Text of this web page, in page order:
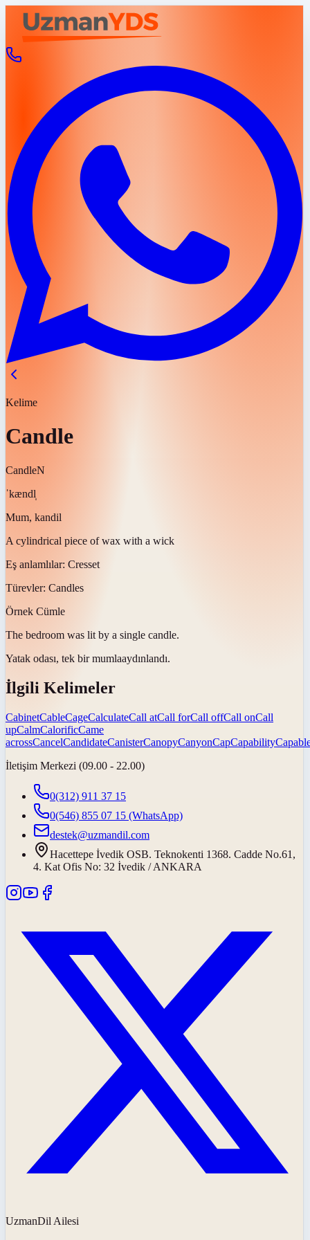
Kelime
Candle
CandleN
ˈkændl̩
Mum, kandil
A cylindrical piece of wax with a wick
Eş anlamlılar: Cresset
Türevler: Candles
Örnek Cümle
The bedroom was lit by a single candle.
Yatak odası, tek bir mumlaaydınlandı.
İlgili Kelimeler
CabinetCableCageCalculateCall atCall forCall offCall onCall
upCalmCalorificCame
acrossCancelCandidateCanisterCanopyCanyonCapCapability
İletişim Merkezi (09.00 - 22.00)
0(312) 911 37 15
0(546) 855 07 15 (WhatsApp)
destek@uzmandil.com
Hacettepe İvedik OSB. Teknokenti 1368. Cadde No.61,
4. Kat Ofis No: 32 İvedik / ANKARA
UzmanDil Ailesi